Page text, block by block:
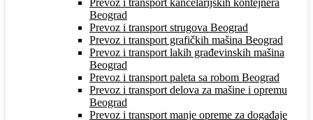
Prevoz i transport kancelarijskih kontejnera
Beograd
Prevoz i transport strugova Beograd
Prevoz i transport grafičkih mašina Beograd
Prevoz i transport lakih građevinskih mašina
Beograd
Prevoz i transport paleta sa robom Beograd
Prevoz i transport delova za mašine i opremu
Beograd
Prevoz i transport manje opreme za događaje